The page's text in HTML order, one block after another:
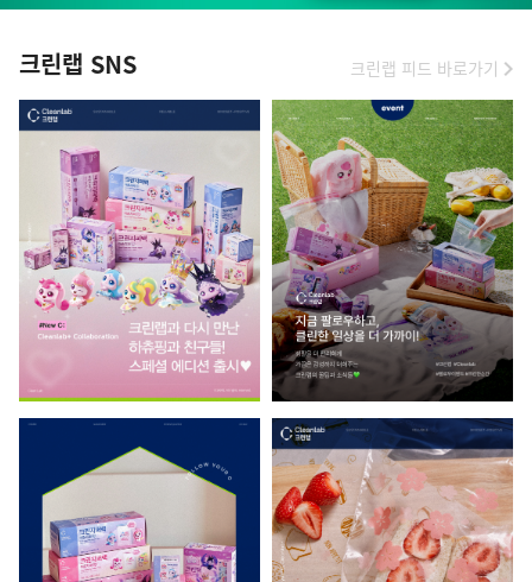
크린랩 SNS 크린랩 피드 바로가기